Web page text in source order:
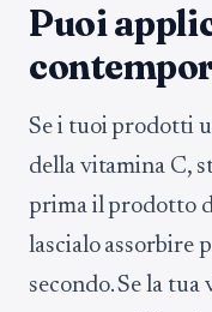
Puoi
Se i tuoi prodotti
della vitamina C,
prima il prodotto
lascialo assorbire
secondo. Se la